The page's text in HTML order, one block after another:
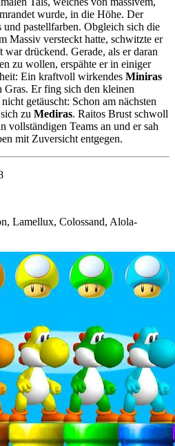
wurde, in die Höhe. Der
pastellfarben. Obgleich sich die
Massiv versteckt hatte, schwitzte er
drückend. Gerade, als er daran
zu wollen, erspähte er in einiger
Ein kraftvoll wirkendes Miniras
Gras. Er fing sich den kleinen
getäuscht: Schon am nächsten
zu Mediras. Raitos Brust schwoll
vollständigen Teams an und er sah
mit Zuversicht entgegen.
Lamellux, Colossand, Alola-